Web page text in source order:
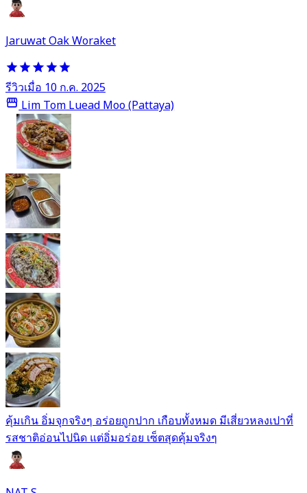
Jaruwat Oak Woraket
รีวิวเมื่อ 10 ก.ค. 2025
Lim Tom Luead Moo (Pattaya)
คุ้มเกิน อิ่มจุกจริงๆ อร่อยถูกปาก เกือบทั้งหมด มีเสี่ยวหลงเปาที่
รสชาติอ่อนไปนิด แต่อิ่มอร่อย เซ็ตสุดคุ้มจริงๆ